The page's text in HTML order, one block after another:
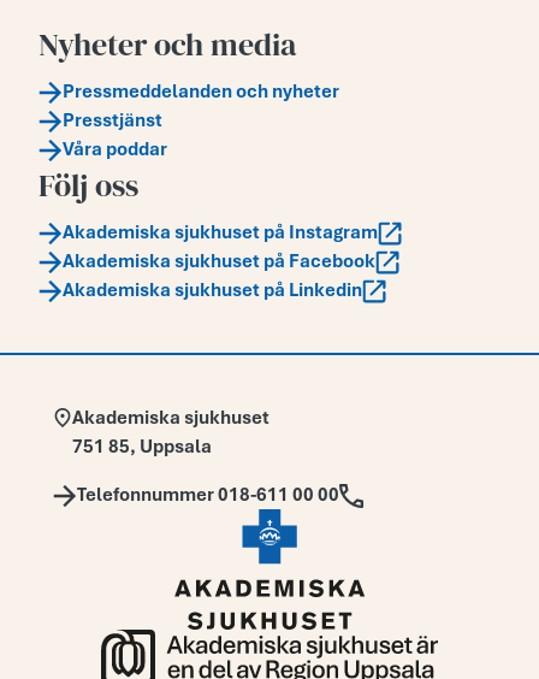
Nyheter och media
Pressmeddelanden och nyheter
Presstjänst
Våra poddar
Följ oss
Akademiska sjukhuset på Instagram
Akademiska sjukhuset på Facebook
Akademiska sjukhuset på Linkedin
Adress:
Akademiska sjukhuset
751 85, Uppsala
Telefon:
Telefonnummer 018-611 00 00